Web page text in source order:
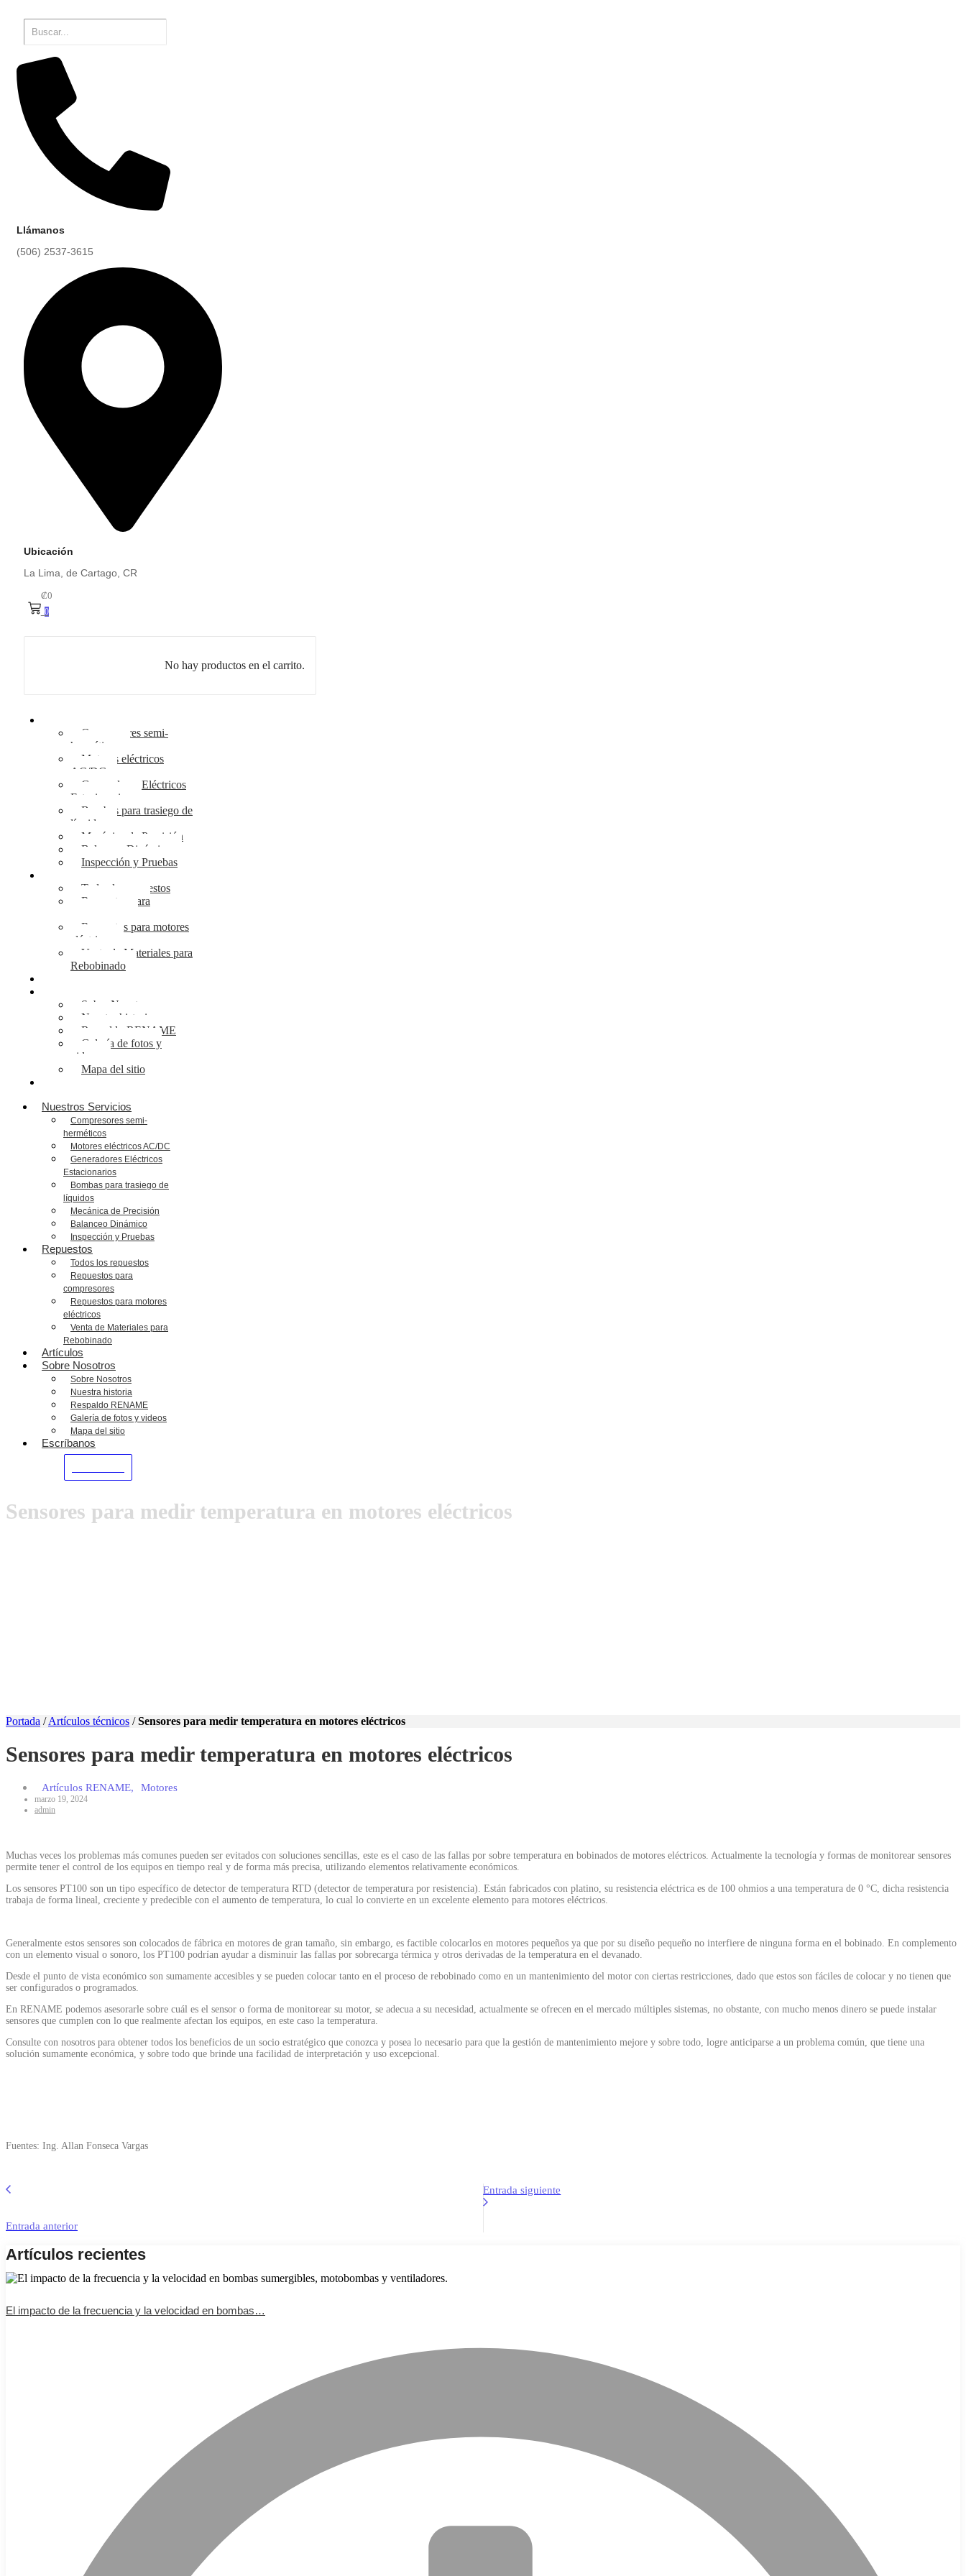
Llámanos
(506) 2537-3615
Ubicación
La Lima, de Cartago, CR
₡0
0
No hay productos en el carrito.
Compresores semi-
herméticos
Motores eléctricos
AC/DC
Generadores Eléctricos
Estacionarios
Bombas para trasiego de
líquidos
Mecánica de Precisión
Balanceo Dinámico
Inspección y Pruebas
Todos los repuestos
Repuestos para
Repuestos para motores
eléctricos
Venta de Materiales para
Rebobinado
Sobre Nosotros
Nuestra historia
Respaldo RENAME
Galería de fotos y
videos
Mapa del sitio
Nuestros Servicios
Compresores semi-
herméticos
Motores eléctricos AC/DC
Generadores Eléctricos
Estacionarios
Bombas para trasiego de
líquidos
Mecánica de Precisión
Balanceo Dinámico
Inspección y Pruebas
Repuestos
Todos los repuestos
Repuestos para
compresores
Repuestos para motores
eléctricos
Venta de Materiales para
Rebobinado
Artículos
Sobre Nosotros
Sobre Nosotros
Nuestra historia
Respaldo RENAME
Galería de fotos y videos
Mapa del sitio
Escríbanos
Sensores para medir temperatura en motores eléctricos
Portada /Artículos técnicos /Sensores para medir temperatura en motores eléctricos
Sensores para medir temperatura en motores eléctricos
Artículos RENAME, Motores
marzo 19, 2024
admin
Muchas veces los problemas más comunes pueden ser evitados con soluciones sencillas, este es el caso de las fallas por sobre temperatura en bobinados de motores eléctricos. Actualmente la tecnología y formas de monitorear sensores
permite tener el control de los equipos en tiempo real y de forma más precisa, utilizando elementos relativamente económicos.
Los sensores PT100 son un tipo específico de detector de temperatura RTD (detector de temperatura por resistencia). Están fabricados con platino, su resistencia eléctrica es de 100 ohmios a una temperatura de 0 °C, dicha resistencia
trabaja de forma lineal, creciente y predecible con el aumento de temperatura, lo cual lo convierte en un excelente elemento para motores eléctricos.
Generalmente estos sensores son colocados de fábrica en motores de gran tamaño, sin embargo, es factible colocarlos en motores pequeños ya que por su diseño pequeño no interfiere de ninguna forma en el bobinado. En complemento
con un elemento visual o sonoro, los PT100 podrían ayudar a disminuir las fallas por sobrecarga térmica y otros derivadas de la temperatura en el devanado.
Desde el punto de vista económico son sumamente accesibles y se pueden colocar tanto en el proceso de rebobinado como en un mantenimiento del motor con ciertas restricciones, dado que estos son fáciles de colocar y no tienen que
ser configurados o programados.
En RENAME podemos asesorarle sobre cuál es el sensor o forma de monitorear su motor, se adecua a su necesidad, actualmente se ofrecen en el mercado múltiples sistemas, no obstante, con mucho menos dinero se puede instalar
sensores que cumplen con lo que realmente afectan los equipos, en este caso la temperatura.
Consulte con nosotros para obtener todos los beneficios de un socio estratégico que conozca y posea lo necesario para que la gestión de mantenimiento mejore y sobre todo, logre anticiparse a un problema común, que tiene una
solución sumamente económica, y sobre todo que brinde una facilidad de interpretación y uso excepcional.
Fuentes: Ing. Allan Fonseca Vargas
Entrada anterior
Entrada siguiente
Artículos recientes
El impacto de la frecuencia y la velocidad en bombas…